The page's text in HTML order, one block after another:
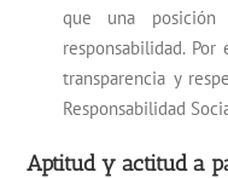
que una
responsabilidad.
transparencia y
Responsabilidad
Aptitud y actitud a